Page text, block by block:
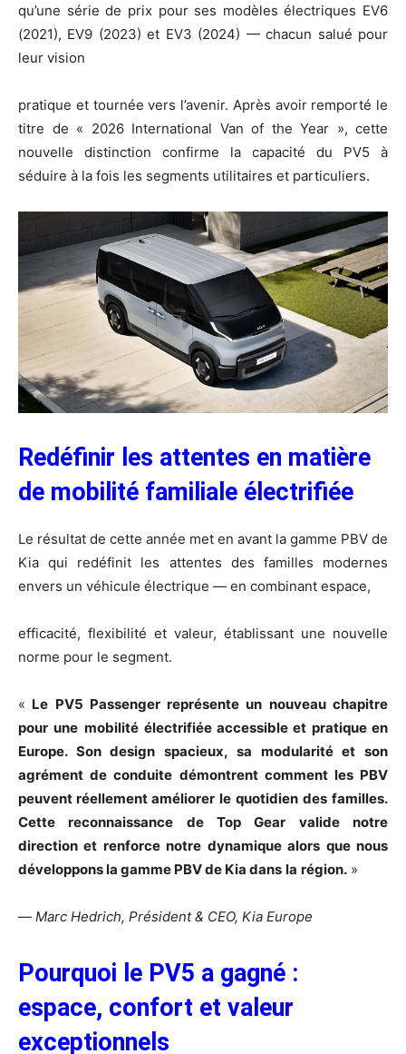
qu’une série de prix pour ses modèles électriques EV6
(2021), EV9 (2023) et EV3 (2024) — chacun salué pour
leur vision
pratique et tournée vers l’avenir. Après avoir remporté le
titre de « 2026 International Van of the Year », cette
nouvelle distinction confirme la capacité du PV5 à
séduire à la fois les segments utilitaires et particuliers.
Redéfinir les attentes en matière
de mobilité familiale électrifiée
Le résultat de cette année met en avant la gamme PBV de
Kia qui redéfinit les attentes des familles modernes
envers un véhicule électrique — en combinant espace,
efficacité, flexibilité et valeur, établissant une nouvelle
norme pour le segment.
« Le PV5 Passenger représente un nouveau chapitre
pour une mobilité électrifiéeaccessible et pratique en
Europe. Son design spacieux, sa modularité et son
agrément de conduite démontrent comment les PBV
peuvent réellement améliorer le quotidien des familles.
Cette
reconnaissance de Top Gear valide
notre
directionet renforce notre dynamique alors que nous
développons la gamme PBV de Kia dans la région. »
— Marc Hedrich, Président & CEO, Kia Europe
Pourquoi le PV5 a gagné :
espace, confort et valeur
exceptionnels